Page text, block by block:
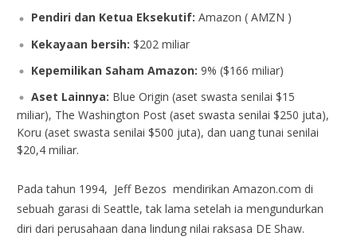
Pendiri dan Ketua Eksekutif: Amazon ( AMZN )
Kekayaan bersih: $202 miliar
Kepemilikan Saham Amazon: 9% ($166 miliar)
Aset Lainnya: Blue Origin (aset swasta senilai $15
miliar), The Washington Post (aset swasta senilai $250 juta),
Koru (aset swasta senilai $500 juta), dan uang tunai senilai
$20,4 miliar.
Pada tahun 1994, Jeff Bezos mendirikan Amazon.com di
sebuah garasi di Seattle, tak lama setelah ia mengundurkan
diri dari perusahaan dana lindung nilai raksasa DE Shaw.